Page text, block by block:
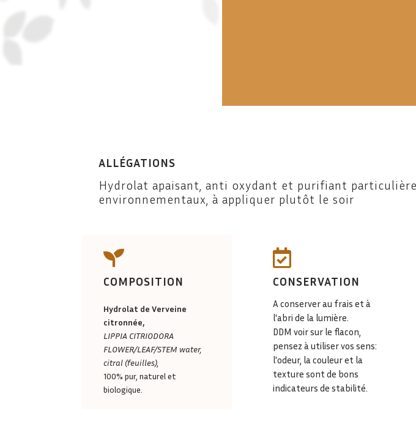
ALLÉGATIONS
Hydrolat apaisant, anti oxydant et purifiant
environnementaux, à appliquer plutôt le soir

COMPOSITION
Hydrolat de Verveine
citronnée,
LIPPIA CITRIODORA
FLOWER/LEAF/STEM water,
citral (feuilles),
100% pur, naturel et
biologique.

CONSERVATION
A conserver au frais et à
l'abri de la lumière.
DDM voir sur le flacon,
pensez à utiliser vos sens:
l'odeur, la couleur et la
texture sont de bons
indicateurs de stabilité.